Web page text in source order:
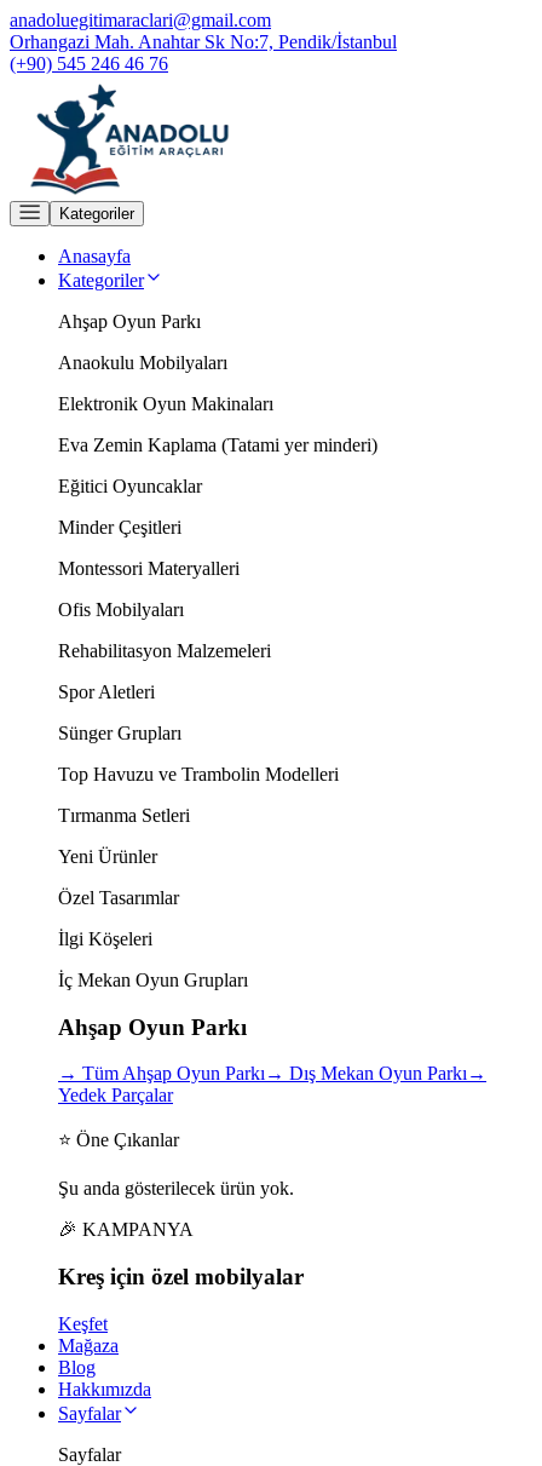
anadoluegitimaraclari@gmail.com
Orhangazi Mah. Anahtar Sk No:7, Pendik/İstanbul
(+90) 545 246 46 76
Kategoriler
Anasayfa
Kategoriler
Ahşap Oyun Parkı
Anaokulu Mobilyaları
Elektronik Oyun Makinaları
Eva Zemin Kaplama (Tatami yer minderi)
Eğitici Oyuncaklar
Minder Çeşitleri
Montessori Materyalleri
Ofis Mobilyaları
Rehabilitasyon Malzemeleri
Spor Aletleri
Sünger Grupları
Top Havuzu ve Trambolin Modelleri
Tırmanma Setleri
Yeni Ürünler
Özel Tasarımlar
İlgi Köşeleri
İç Mekan Oyun Grupları
Ahşap Oyun Parkı
→ Tüm Ahşap Oyun Parkı→ Dış Mekan Oyun Parkı→
Yedek Parçalar
⭐ Öne Çıkanlar
Şu anda gösterilecek ürün yok.
🎉 KAMPANYA
Kreş için özel mobilyalar
Keşfet
Mağaza
Blog
Hakkımızda
Sayfalar
Sayfalar